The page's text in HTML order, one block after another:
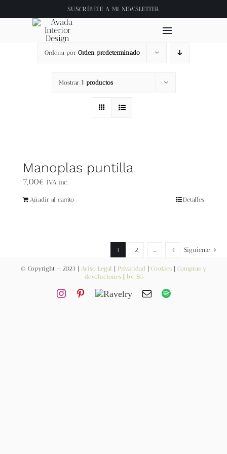
al
contenido
SUSCRÍBETE A MI NEWSLETTER
Toggle
Navigation
Contacto
Newsletter
Ordena por Orden predeterminado
Mostrar 1 productos
Manoplas puntilla
7,00€ IVA inc.
Añadir al carrito Detalles
1 2 … 4 Siguiente
© Copyright – 2023 | Aviso Legal Privacidad Cookies| Compras y
devoluciones| by SG